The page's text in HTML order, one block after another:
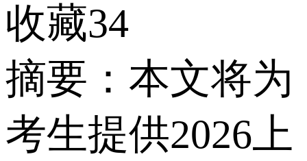
收藏34
摘要：本文将为
考生提供2026上